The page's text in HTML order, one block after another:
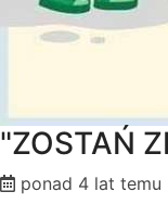
"ZOSTAŃ
ponad 4 lat temu